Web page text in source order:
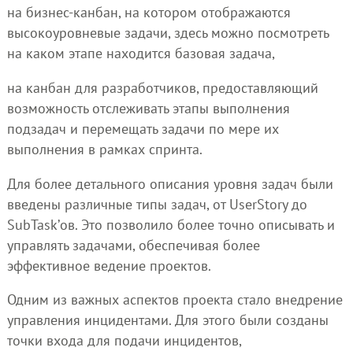
на бизнес-канбан, на котором отображаются
высокоуровневые задачи, здесь можно посмотреть
на каком этапе находится базовая задача,
на канбан для разработчиков, предоставляющий
возможность отслеживать этапы выполнения
подзадач и перемещать задачи по мере их
выполнения в рамках спринта.
Для более детального описания уровня задач были
введены различные типы задач, от UserStory до
SubTask’ов. Это позволило более точно описывать и
управлять задачами, обеспечивая более
эффективное ведение проектов.
Одним из важных аспектов проекта стало внедрение
управления инцидентами. Для этого были созданы
точки входа для подачи инцидентов,